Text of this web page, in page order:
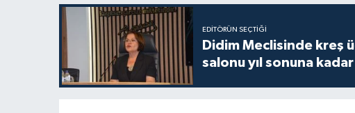
EDITÖRÜN SEÇTIĞI
Didim Meclisinde kreş
salonu yıl sonuna